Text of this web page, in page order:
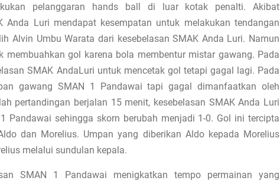
pelanggaran hands ball di luar kotak penalti. Akibat
Anda Luri mendapat kesempatan untuk melakukan tendangan
Alvin Umbu Warata dari kesebelasan SMAK Anda Luri. Namun
gol karena bola membentur mistar gawang. Pada
SMAK AndaLuri untuk mencetak gol tetapi gagal lagi. Pada
gawang SMAN 1 Pandawai tapi gagal dimanfaatkan oleh
pertandingan berjalan 15 menit, kesebelasan SMAK Anda Luri
Pandawai sehingga skorn berubah menjadi 1-0. Gol ini tercipta
dan Morelius. Umpan yang diberikan Aldo kepada Morelius
melalui sundulan kepala.
SMAN 1 Pandawai menigkatkan tempo permainan yang